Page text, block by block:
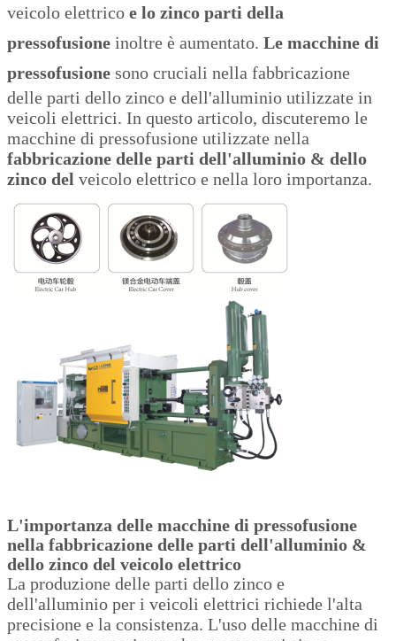
veicolo elettrico e lo zinco parti della
pressofusione inoltre è aumentato. Le macchine di
pressofusione sono cruciali nella fabbricazione
delle parti dello zinco e dell'alluminio utilizzate in
veicoli elettrici. In questo articolo, discuteremo le
macchine di pressofusione utilizzate nella
fabbricazione delle parti dell'alluminio & dello
zinco del veicolo elettrico e nella loro importanza.
L'importanza delle macchine di pressofusione
nella fabbricazione delle parti dell'alluminio &
dello zinco del veicolo elettrico
La produzione delle parti dello zinco e
dell'alluminio per i veicoli elettrici richiede l'alta
precisione e la consistenza. L'uso delle macchine di